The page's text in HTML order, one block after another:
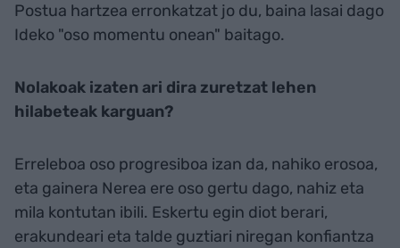
Postua hartzea erronkatzat jo du, baina lasai dago
Ideko "oso momentu onean" baitago.
Nolakoak izaten ari dira zuretzat lehen
hilabeteak karguan?
Erreleboa oso progresiboa izan da, nahiko erosoa,
eta gainera Nerea ere oso gertu dago, nahiz eta
mila kontutan ibili. Eskertu egin diot berari,
erakundeari eta talde guztiari niregan konfiantza